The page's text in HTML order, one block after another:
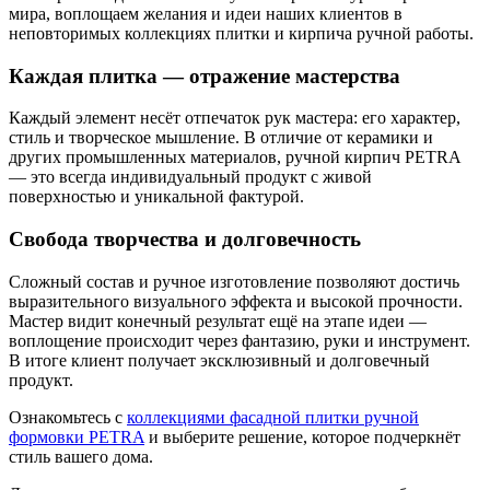
мира, воплощаем желания и идеи наших клиентов в
неповторимых коллекциях плитки и кирпича ручной работы.
Каждая плитка — отражение мастерства
Каждый элемент несёт отпечаток рук мастера: его характер,
стиль и творческое мышление. В отличие от керамики и
других промышленных материалов, ручной кирпич PETRA
— это всегда индивидуальный продукт с живой
поверхностью и уникальной фактурой.
Свобода творчества и долговечность
Сложный состав и ручное изготовление позволяют достичь
выразительного визуального эффекта и высокой прочности.
Мастер видит конечный результат ещё на этапе идеи —
воплощение происходит через фантазию, руки и инструмент.
В итоге клиент получает эксклюзивный и долговечный
продукт.
Ознакомьтесь с коллекциями фасадной плитки ручной
формовки PETRA и выберите решение, которое подчеркнёт
стиль вашего дома.